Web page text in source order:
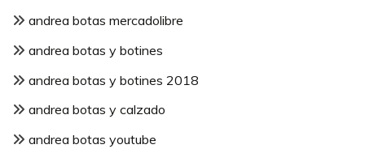
andrea botas mercadolibre
andrea botas y botines
andrea botas y botines 2018
andrea botas y calzado
andrea botas youtube